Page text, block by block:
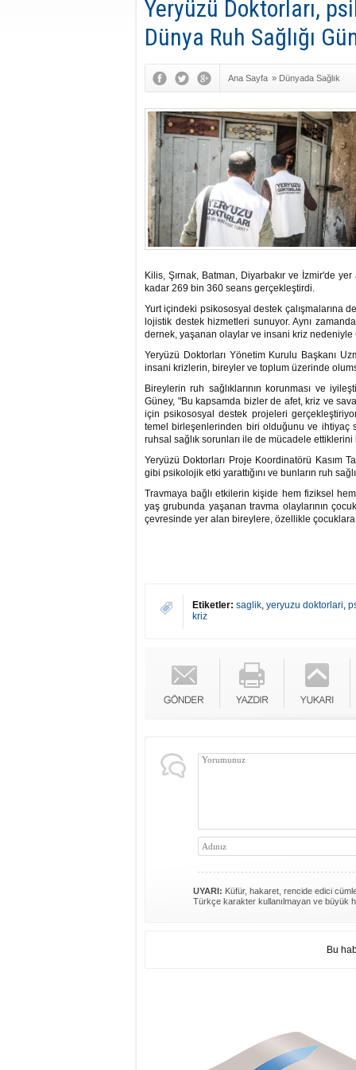
Yeryüzü Doktorları,
Dünya Ruh Sağlığı
Ana Sayfa » Dünyada Sağlık
Kilis, Şırnak, Batman, Diyarbakır ve İzmir'de
kadar 269 bin 360 seans gerçekleştirdi.
Yurt içindeki psikososyal destek çalışmalarına
lojistik destek hizmetleri sunuyor. Aynı
dernek, yaşanan olaylar ve insani kriz nedeniyle
Yeryüzü Doktorları Yönetim Kurulu Başkanı
insani krizlerin, bireyler ve toplum üzerinde
Bireylerin ruh sağlıklarının korunması ve
Güney, "Bu kapsamda bizler de afet, kriz ve
için psikososyal destek projeleri
temel birleşenlerinden biri olduğunu ve ihtiyaç
ruhsal sağlık sorunları ile de mücadele
Yeryüzü Doktorları Proje Koordinatörü Kasım
gibi psikolojik etki yarattığını ve bunların ruh
Travmaya bağlı etkilerin kişide hem fiziksel
yaş grubunda yaşanan travma olaylarının
çevresinde yer alan bireylere, özellikle
Etiketler: saglik, yeryuzu doktorlari,
kriz
UYARI: Küfür, hakaret, rencide edici
Türkçe karakter kullanılmayan ve büyük
Bu